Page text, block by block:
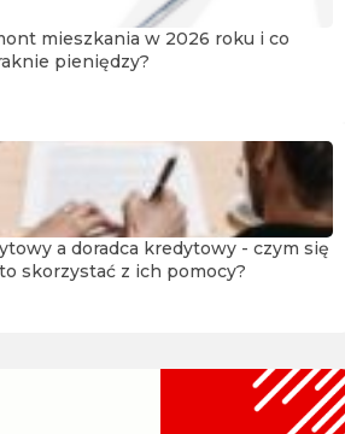
mieszkania w 2026 roku i co
pieniędzy?
a doradca kredytowy - czym się
skorzystać z ich pomocy?